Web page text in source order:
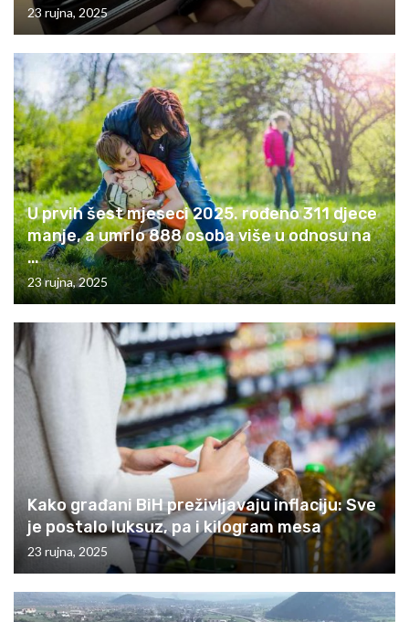
23 rujna, 2025
U prvih šest mjeseci 2025. rođeno 311 djece
manje, a umrlo 888 osoba više u odnosu na
…
23 rujna, 2025
Kako građani BiH preživljavaju inflaciju: Sve
je postalo luksuz, pa i kilogram mesa
23 rujna, 2025